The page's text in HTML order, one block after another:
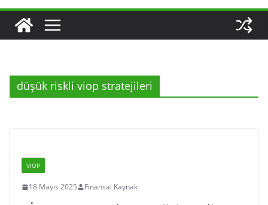
düşük riskli viop stratejileri
VIOP
18 Mayıs 2025 Finansal Kaynak